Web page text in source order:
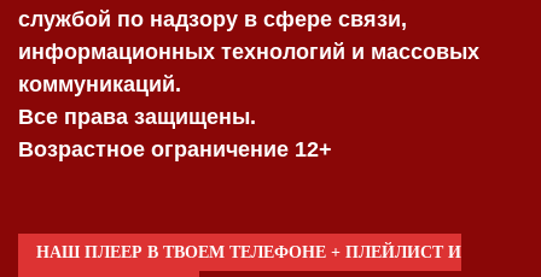
службой по надзору в сфере связи,
информационных технологий и массовых
коммуникаций.
Все права защищены.
Возрастное ограничение 12+
НАШ ПЛЕЕР В ТВОЕМ ТЕЛЕФОНЕ + ПЛЕЙЛИСТ И